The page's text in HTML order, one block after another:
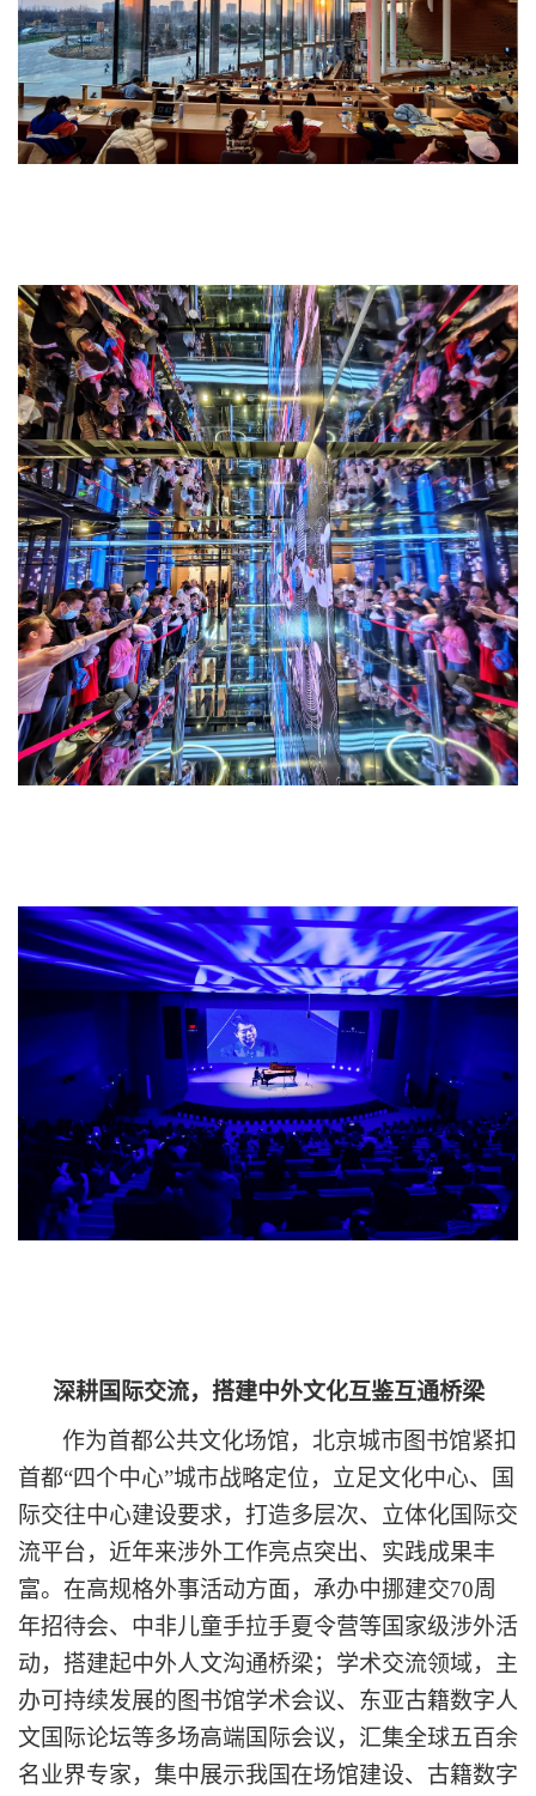
深耕国际交流， 搭建中外文化互鉴互通桥梁
作为首都公共文化场馆，北京城市图书馆紧扣
首都“四个中心”城市战略定位，立足文化中心、国
际交往中心建设要求， 打造多层次、立体化国际交
流平台， 近年来涉外工作亮点突出、实践成果丰
富。在高规格外事活动方面，承办中挪建交70周
年招待会、中非儿童手拉手夏令营等国家级涉外活
动，搭建起中外人文沟通桥梁；学术交流领域，主
办可持续发展的图书馆学术会议、东亚古籍数字人
文国际论坛等多场高端国际会议，汇集全球五百余
名业界专家，集中展示我国在场馆建设、古籍数字